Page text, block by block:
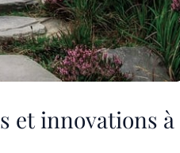
et innovations à